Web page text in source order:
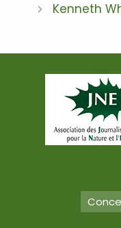
Kenneth